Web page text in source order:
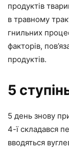
продуктів
в травному
гнильних
факторів,
продуктів.
5
5 день знову
4-ї складався
вводяться